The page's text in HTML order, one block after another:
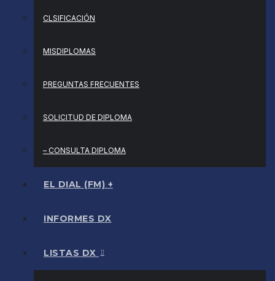
CLSIFICACIÓN
MISDIPLOMAS
PREGUNTAS FRECUENTES
SOLICITUD DE DIPLOMA
– CONSULTA DIPLOMA
EL DIAL (FM) +
INFORMES DX
LISTAS DX